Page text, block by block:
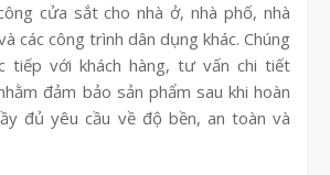
cửa sắt cho nhà ở, nhà phố, nhà
các công trình dân dụng khác. Chúng
tiếp với khách hàng, tư vấn chi tiết
đảm bảo sản phẩm sau khi hoàn
đủ yêu cầu về độ bền, an toàn và